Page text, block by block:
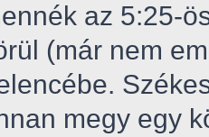
az 5:25-
(már nem
megy egy